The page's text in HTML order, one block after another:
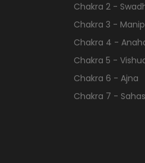
Chakra 2 -
Chakra 3 -
Chakra 4 -
Chakra 5 -
Chakra 6 - Ajna
Chakra 7 -